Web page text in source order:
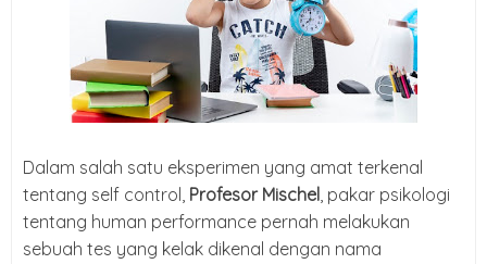
Dalam salah satu eksperimen yang amat terkenal
tentang self control, Profesor Mischel, pakar psikologi
tentang human performance pernah melakukan
sebuah tes yang kelak dikenal dengan nama